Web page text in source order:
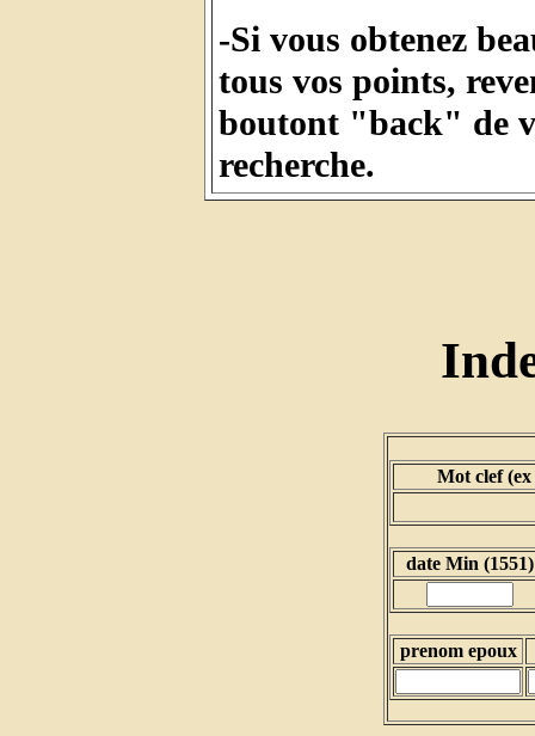
-Si vous obtenez
tous vos points,
boutont "back" de
recherche.
Mot clef (ex
date Min (1551)
prenom epoux